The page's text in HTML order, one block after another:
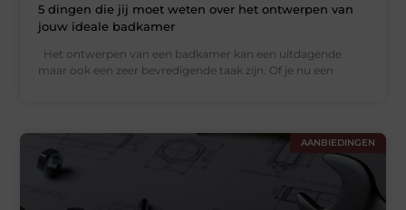
5 dingen die jij moet weten over het ontwerpen van
jouw ideale badkamer
Het ontwerpen van een badkamer kan een uitdagende
maar ook een zeer bevredigende taak zijn. Of je nu een
AANBIEDINGEN